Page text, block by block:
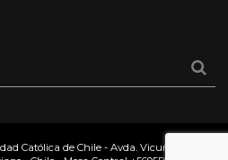
Católica de Chile - Avda. Vicuña